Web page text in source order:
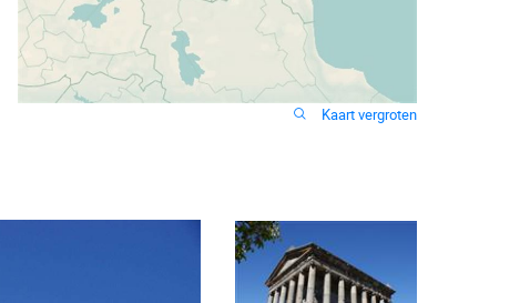
Kaart vergroten